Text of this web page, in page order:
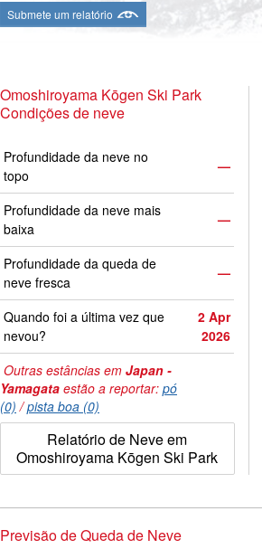
Submete um relatório
Omoshiroyama Kōgen Ski Park
Condições de neve
Profundidade da neve no
topo
—
Profundidade da neve mais
baixa
—
Profundidade da queda de
neve fresca
—
Quando foi a última vez que
nevou?
2 Apr
2026
Outras estâncias em Japan -
Yamagata estão a reportar: pó
(0) /pista boa (0)
Relatório de Neve em
Omoshiroyama Kōgen Ski Park
Previsão de Queda de Neve